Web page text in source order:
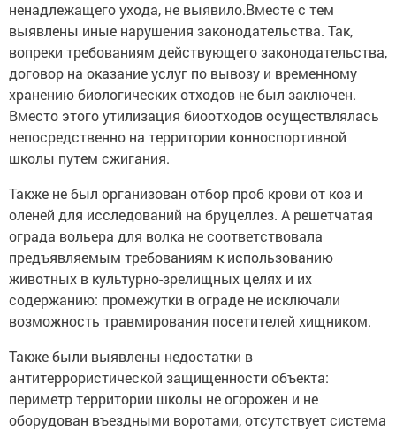
ненадлежащего ухода, не выявило.Вместе с тем
выявлены иные нарушения законодательства. Так,
вопреки требованиям действующего законодательства,
договор на оказание услуг по вывозу и временному
хранению биологических отходов не был заключен.
Вместо этого утилизация биоотходов осуществлялась
непосредственно на территории конноспортивной
школы путем сжигания.
Также не был организован отбор проб крови от коз и
оленей для исследований на бруцеллез. А решетчатая
ограда вольера для волка не соответствовала
предъявляемым требованиям к использованию
животных в культурно-зрелищных целях и их
содержанию: промежутки в ограде не исключали
возможность травмирования посетителей хищником.
Также были выявлены недостатки в
антитеррористической защищенности объекта:
периметр территории школы не огорожен и не
оборудован въездными воротами, отсутствует система